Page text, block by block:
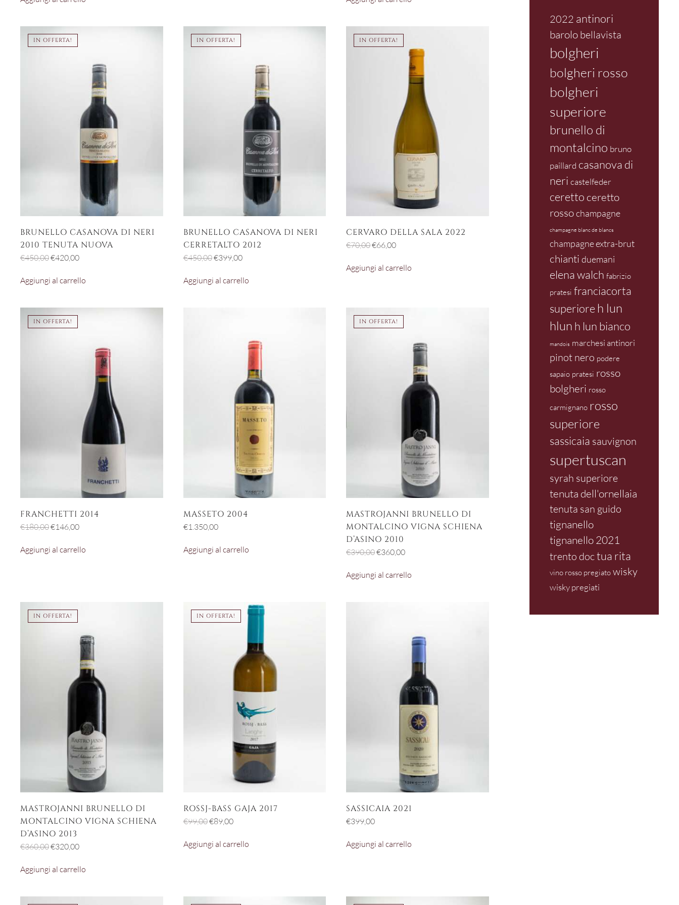
€850,00.
IN OFFERTA!
BRUNELLO CASANOVA DI NERI
2010 TENUTA NUOVA
€450,00Il
originale
€450,00.
€420,00Il
attuale
€420,00.
Aggiungi al carrello
IN OFFERTA!
BRUNELLO CASANOVA DI NERI
CERRETALTO 2012
€450,00Il
originale
€399,00Il
attuale
Aggiungi al carrello
IN OFFERTA!
CERVARO DELLA SALA 2022
€70,00Il
originale
€66,00Il
attuale
Aggiungi al carrello
IN OFFERTA!
FRANCHETTI 2014
€180,00Il
originale
€146,00Il
attuale
Aggiungi al carrello
MASSETO 2004
€1.350,00
Aggiungi al carrello
IN OFFERTA!
MASTROJANNI BRUNELLO DI
MONTALCINO VIGNA SCHIENA
D’ASINO 2010
€390,00Il
originale
€360,00Il
attuale
Aggiungi al carrello
IN OFFERTA!
MASTROJANNI BRUNELLO DI
MONTALCINO VIGNA SCHIENA
D’ASINO 2013
€360,00Il
originale
€360,00.
€320,00Il
attuale
€320,00.
Aggiungi al carrello
IN OFFERTA!
ROSSJ-BASS GAJA 2017
€99,00Il
originale
€89,00Il
attuale
Aggiungi al carrello
SASSICAIA 2021
€399,00
Aggiungi al carrello
2022 antinori
barolo bellavista
bolgheri
bolgheri rosso
bolgheri
superiore
brunello di
montalcino bruno
paillard casanova di
neri castelfeder
ceretto ceretto
rossochampagne
champagne blanc de blancs
champagne extra-brut
chianti duemani
elena walch fabrizio
pratesi franciacorta
superiore h lun
hlun h lun bianco
mandois marchesi antinori
pinot nero podere
sapaio pratesi rosso
bolgheri rosso
carmignano rosso
superiore
sassicaia sauvignon
supertuscan
syrah superiore
tenuta dell'ornellaia
tenuta san guido
tignanello
tignanello 2021
trento doctua rita
vino rosso pregiato wisky
wisky pregiati